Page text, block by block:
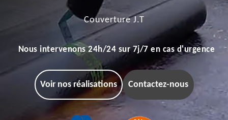
Couverture J.T
Nous intervenons 24h/24 sur 7j/7 en cas d'urgence
Voir nos réalisations Contactez-nous